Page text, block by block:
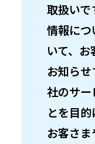
取扱いで
情報につ
いて、
お知ら
社のサー
とを目的
お客さ